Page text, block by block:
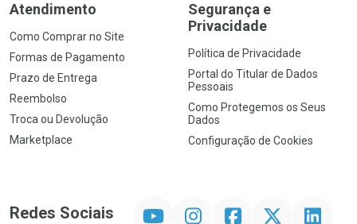
Atendimento
Como Comprar no Site
Formas de Pagamento
Prazo de Entrega
Reembolso
Troca ou Devolução
Marketplace
Segurança e
Privacidade
Política de Privacidade
Portal do Titular de Dados
Pessoais
Como Protegemos os Seus
Dados
Configuração de Cookies
Redes Sociais InstagramFacebookTwitter Linkedin